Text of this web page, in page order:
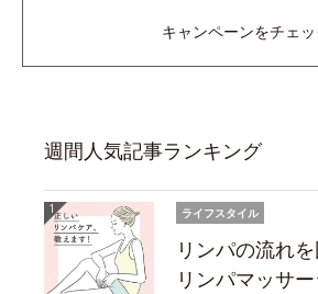
キャンペーンをチェッ
週間人気記事ランキング
ライフスタイル
リンパの流れ
リンパマッサ